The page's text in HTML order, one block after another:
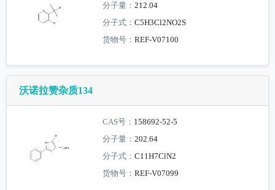
分子量：212.04
分子式：C5H3Cl2NO2S
货物号：REF-V07100
沃诺拉赞杂质134
CAS号： 158692-52-5
分子量：202.64
分子式：C11H7ClN2
货物号：REF-V07099